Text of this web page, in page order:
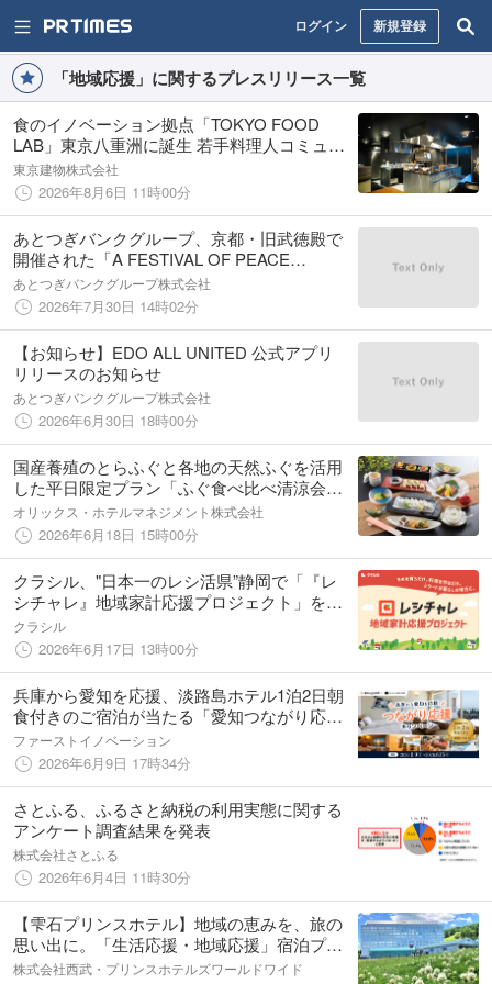
ログイン 新規登録
「地域応援」に関するプレスリリース一覧
食のイノベーション拠点「TOKYO FOOD
LAB」東京八重洲に誕生 若手料理人コミュニ
ティCLUB REDと共創プロジェクト「食の旅
SHOKU-TABI」を開始
東京建物株式会社
2026年8月6日 11時00分
あとつぎバンクグループ、京都・旧武徳殿で
開催された「A FESTIVAL OF PEACE
QUINTET.6」に協賛
あとつぎバンクグループ株式会社
2026年7月30日 14時02分
【お知らせ】EDO ALL UNITED 公式アプリ
リリースのお知らせ
あとつぎバンクグループ株式会社
2026年6月30日 18時00分
国産養殖のとらふぐと各地の天然ふぐを活用
した平日限定プラン「ふぐ食べ比べ清涼会
席」をご提供
オリックス・ホテルマネジメント株式会社
2026年6月18日 15時00分
クラシル、"日本一のレシ活県”静岡で「『レ
シチャレ』地域家計応援プロジェクト」を発
足
クラシル
2026年6月17日 13時00分
兵庫から愛知を応援、淡路島ホテル1泊2日朝
食付きのご宿泊が当たる「愛知つながり応
援」第三弾キャンペーン開始
ファーストイノベーション
2026年6月9日 17時34分
さとふる、ふるさと納税の利用実態に関する
アンケート調査結果を発表
株式会社さとふる
2026年6月4日 11時30分
【雫石プリンスホテル】地域の恵みを、旅の
思い出に。「生活応援・地域応援」宿泊プラ
ン販売
株式会社西武・プリンスホテルズワールドワイド